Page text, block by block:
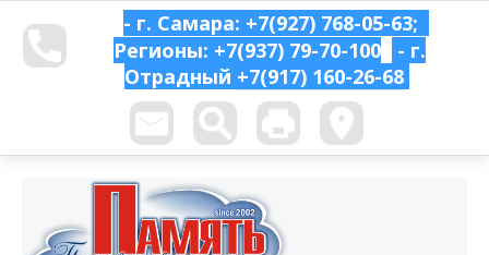
- г. Самара: +7(927) 768-05-63;
Регионы: +7(937) 79-70-100
- г.
Отрадный +7(917) 160-26-68